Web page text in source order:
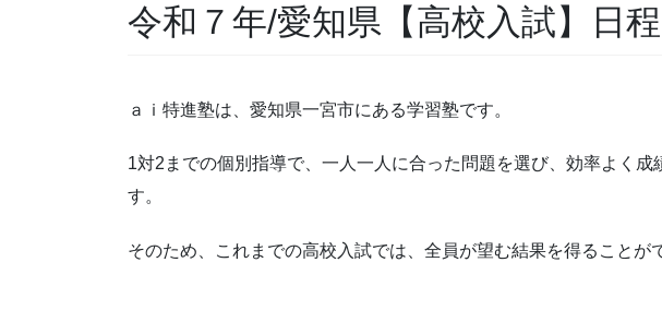
令和７年/愛知県【高校入試】日
ａｉ特進塾は、愛知県一宮市にある学習塾です。
1対2までの個別指導で、一人一人に合った問題を選び、効率よく成
す。
そのため、これまでの高校入試では、全員が望む結果を得ることが